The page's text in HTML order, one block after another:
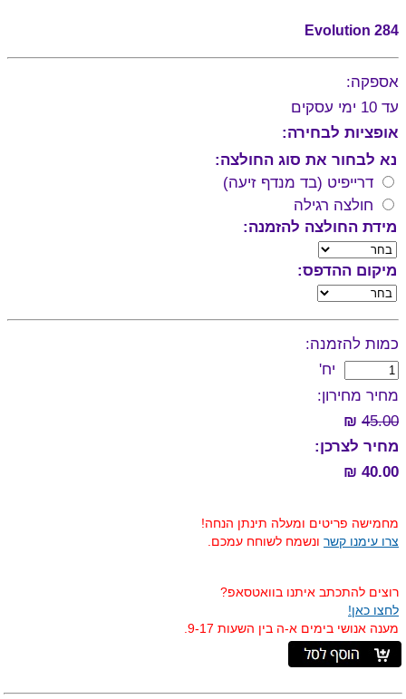
Evolution 284
אספקה:
עד 10 ימי עסקים
אופציות לבחירה:
נא לבחור את סוג החולצה:
דרייפיט (בד מנדף זיעה)
חולצה רגילה
מידת החולצה להזמנה:
מיקום ההדפס:
כמות להזמנה:
יח'
מחיר מחירון:
45.00
₪
מחיר לצרכן:
40.00 ₪
מחמישה פריטים ומעלה תינתן הנחה!
צרו עימנו קשר ונשמח לשוחח עמכם.
רוצים להתכתב איתנו בוואטסאפ?
לחצו כאן!
מענה אנושי בימים א-ה בין השעות 9-17.